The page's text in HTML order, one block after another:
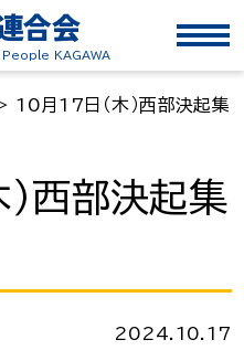
合会
KAGAWA
10月17日（木）西部決起集
西部決起集
2024.10.17